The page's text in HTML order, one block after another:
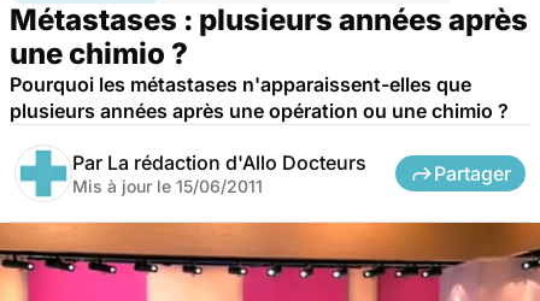
Métastases : plusieurs années après
une chimio ?
Pourquoi les métastases n'apparaissent-elles que
plusieurs années après une opération ou une chimio ?
Par La rédaction d'Allo Docteurs
Mis à jour le 15/06/2011
Partager